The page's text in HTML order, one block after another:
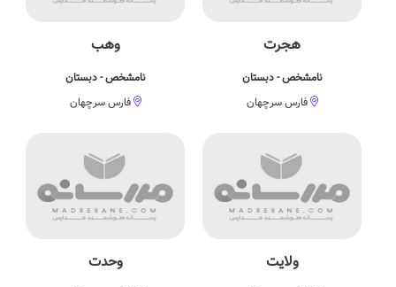
هجرت
نامشخص - دبستان
فارس سرچهان
وهب
نامشخص - دبستان
فارس سرچهان
ولايت وحدت